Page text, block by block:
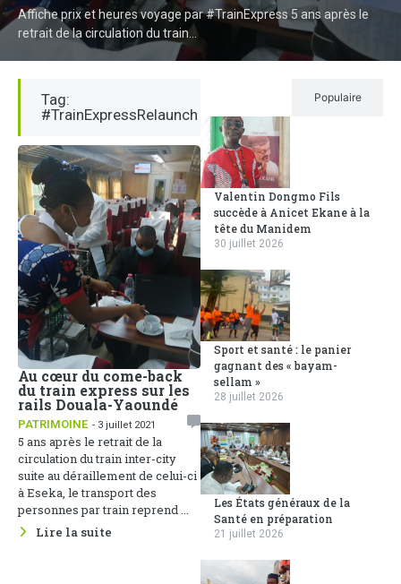
Affiche prix et heures voyage par #TrainExpress 5 ans après le
retrait de la circulation du train...
Tag:
#TrainExpressRelaunch
Au cœur du come-back
du train express sur les
rails Douala-Yaoundé
PATRIMOINE - 3 juillet 2021
5 ans après le retrait de la
circulation du train inter-city
suite au déraillement de celui-ci
à Eseka, le transport des
personnes par train reprend ...
Lire la suite
Populaire
Valentin Dongmo Fils
succède à Anicet Ekane à la
tête du Manidem
30 juillet 2026
Sport et santé : le panier
gagnant des « bayam-
sellam »
28 juillet 2026
Les États généraux de la
Santé en préparation
21 juillet 2026